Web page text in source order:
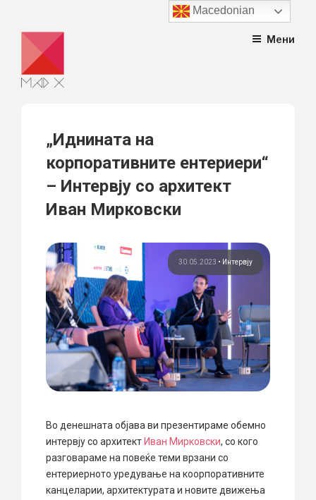
content
Мени
„Иднината на
корпоративните ентериери“
– Интервју со архитект
Иван Мирковски
30.05.2023 • Интервју
Во денешната објава ви презентираме обемно
интервју со архитект Иван Мирковски, со кого
разговараме на повеќе теми врзани со
ентериерното уредување на коорпоративните
канцеларии, архитектурата и новите движења
Macedonian